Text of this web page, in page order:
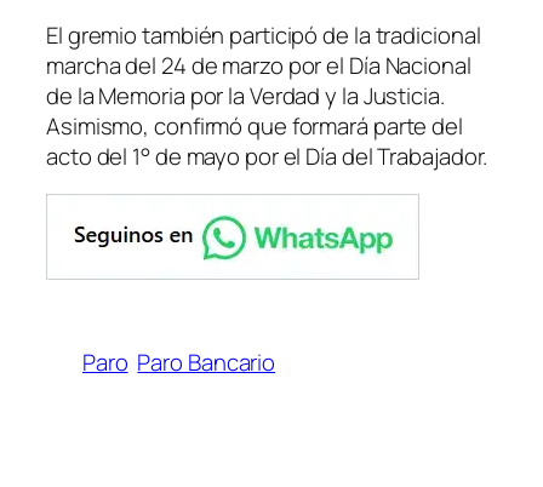
El gremio también participó de la tradicional
marcha del 24 de marzo por el Día Nacional
de la Memoria por la Verdad y la Justicia.
Asimismo, confirmó que formará parte del
acto del 1° de mayo por el Día del Trabajador.
Paro Paro Bancario